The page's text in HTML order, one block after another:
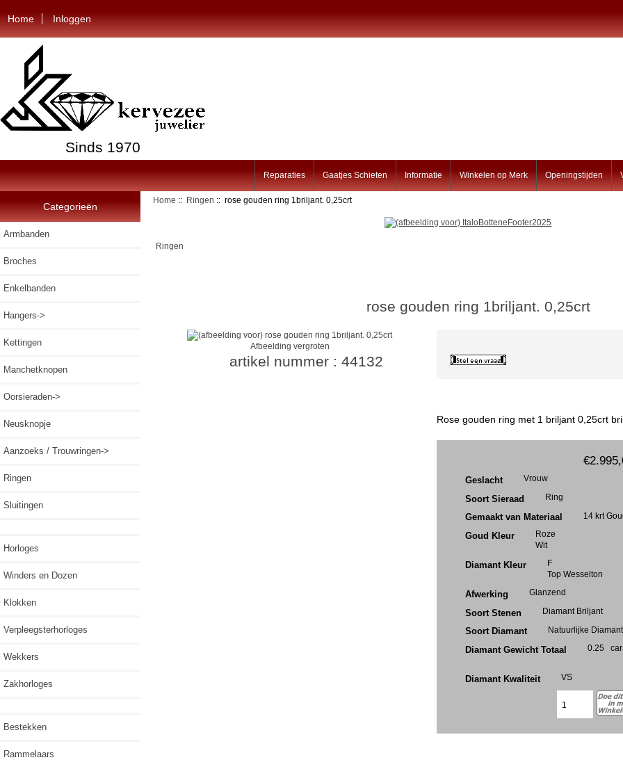
Home Inloggen
Sinds 1970
Reparaties Gaatjes Schieten Informatie Winkelen op Merk Openingstijden
Categorieën
Armbanden
Broches
Enkelbanden
Hangers->
Kettingen
Manchetknopen
Oorsieraden->
Neusknopje
Aanzoeks / Trouwringen->
Ringen
Sluitingen
Horloges
Winders en Dozen
Klokken
Verpleegsterhorloges
Wekkers
Zakhorloges
Bestekken
Rammelaars
Home :: Ringen :: rose gouden ring 1briljant. 0,25crt
Ringen
rose gouden ring 1briljant. 0,25crt
Afbeelding vergroten
artikel nummer : 44132
Rose gouden ring met 1 briljant 0,25crt
Geslacht Vrouw
Soort Sieraad Ring
Gemaakt van Materiaal 14 krt
Goud Kleur
Roze
Wit
Diamant Kleur
F
Top Wesselton
Afwerking Glanzend
Soort Stenen Diamant Briljant
Soort Diamant Natuurlijke Diamant
Diamant Gewicht Totaal 0.25
Diamant Kwaliteit VS